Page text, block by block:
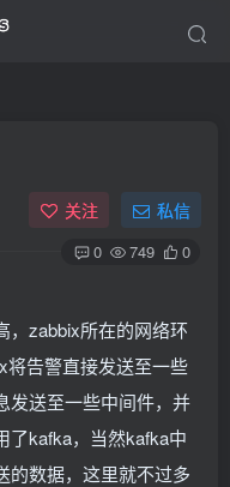
关注 私信
0 749 0
，zabbix所在的网络环
将告警直接发送至一些
发送至一些中间件，并
了kafka，当然kafka中
的数据，这里就不过多